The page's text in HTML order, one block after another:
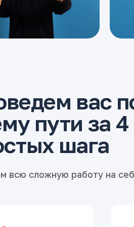
вас
пути за 4
шага
всю сложную работу на